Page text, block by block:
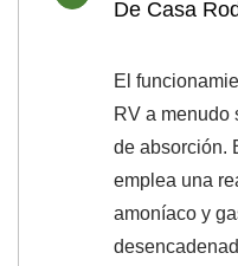
De Casa
El
RV a menudo
de absorción.
emplea una
amoníaco y